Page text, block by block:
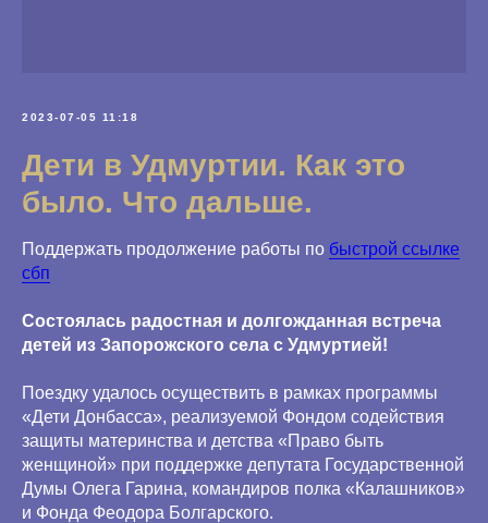
2023-07-05 11:18
Дети в Удмуртии. Как это
было. Что дальше.
Поддержать продолжение работы по быстрой ссылке
сбп
Состоялась радостная и долгожданная встреча
детей из Запорожского села с Удмуртией!
Поездку удалось осуществить в рамках программы
«Дети Донбасса», реализуемой Фондом содействия
защиты материнства и детства «Право быть
женщиной» при поддержке депутата Государственной
Думы Олега Гарина, командиров полка «Калашников»
и Фонда Феодора Болгарского.